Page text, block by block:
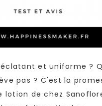
et uniforme ?
pas ? C'est la
lotion de chez